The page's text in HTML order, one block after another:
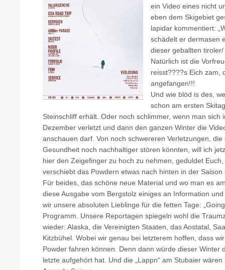
ein Video eines nicht
eben dem Skigebiet
lapidar kommentiert:
schädelt er dermasen
dieser geballten
Natürlich ist die
reisst????s Eich zam,
angefangen!!!
Und wie blöd is des,
schon am ersten
Steinschliff erhält. Oder noch schlimmer, wenn man sich
Dezember verletzt und dann den ganzen Winter die
anschauen darf. Von noch schwereren Verletzungen,
Gesundheit noch nachhaltiger stören könnten, will ich
hier den Zeigefinger zu hoch zu nehmen, geduldet
verschiebt das Powdern etwas nach hinten in der
Für beides, das schöne neue Material und wo man es
diese Ausgabe vom Bergstolz einiges an Information
wir unsere absoluten Lieblinge für die fetten Tage:
Programm. Unsere Reportagen spiegeln wohl die
wieder: Alaska, die Vereinigten Staaten, das Aostatal,
Kitzbühel. Wobei wir genau bei letzterem hoffen, dass
Powder fahren können. Denn dann würde dieser Winter
letzte aufgehört hat. Und die „Lappn“ am Stubaier